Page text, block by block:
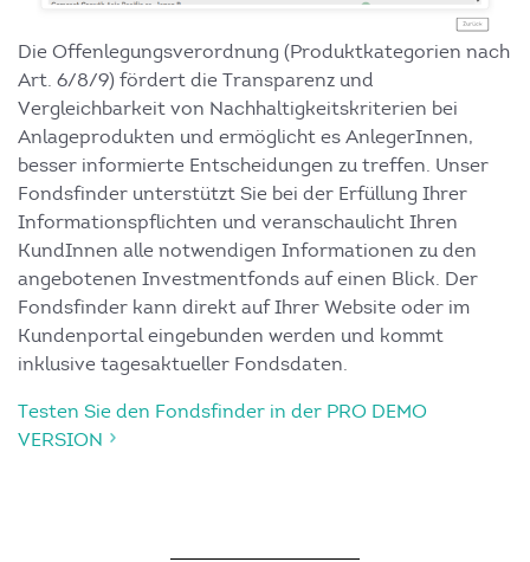
Die Offenlegungsverordnung (Produktkategorien nach
Art. 6/8/9) fördert die Transparenz und
Vergleichbarkeit von Nachhaltigkeitskriterien bei
Anlageprodukten und ermöglicht es AnlegerInnen,
besser informierte Entscheidungen zu treffen. Unser
Fondsfinder unterstützt Sie bei der Erfüllung Ihrer
Informationspflichten und veranschaulicht Ihren
KundInnen alle notwendigen Informationen zu den
angebotenen Investmentfonds auf einen Blick. Der
Fondsfinder kann direkt auf Ihrer Website oder im
Kundenportal eingebunden werden und kommt
inklusive tagesaktueller Fondsdaten.
Testen Sie den Fondsfinder in der PRO DEMO
VERSION